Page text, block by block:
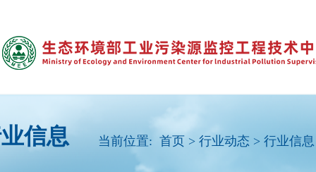
信息 当前位置: 首页 > 行业动态 > 行业信息